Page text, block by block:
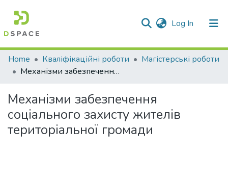
Log In (current)
Communities & Collections
Statistics
Home Кваліфікаційні роботи
Магістерські роботи
Механізми забезпечення соціального захисту жителів територіальної громади
Механізми забезпечення
соціального захисту жителів
територіальної громади